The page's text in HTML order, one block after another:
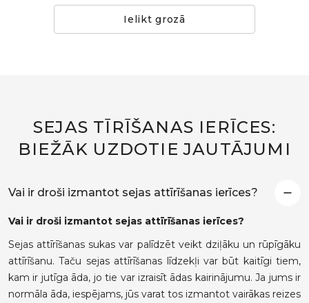
Ielikt grozā
SEJAS TĪRĪŠANAS IERĪCES:
BIEŽĀK UZDOTIE JAUTĀJUMI
Vai ir droši izmantot sejas attīrīšanas ierīces?
Vai ir droši izmantot sejas attīrīšanas ierīces?
Sejas attīrīšanas sukas var palīdzēt veikt dziļāku un rūpīgāku
attīrīšanu. Taču sejas attīrīšanas līdzekļi var būt kaitīgi tiem,
kam ir jutīga āda, jo tie var izraisīt ādas kairinājumu. Ja jums ir
normāla āda, iespējams, jūs varat tos izmantot vairākas reizes